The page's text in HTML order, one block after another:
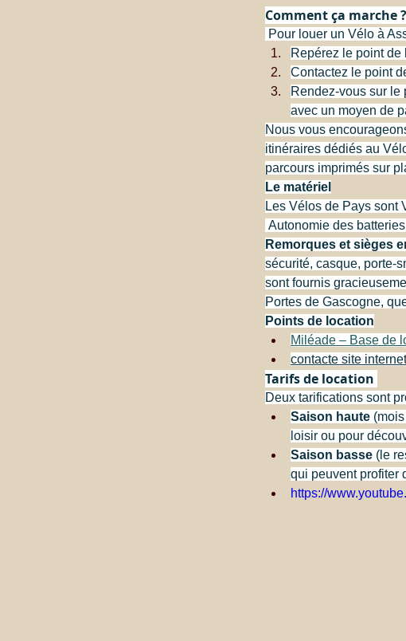
Comment ça marche ?
Pour louer un Vélo à
Repérez le point
Contactez le point
Rendez-vous sur le
avec un moyen de
Nous vous
itinéraires dédiés au
parcours imprimés sur
Le matériel
Les Vélos de Pays sont
Autonomie des
Remorques et sièges
sécurité, casque, porte-
sont fournis
Portes de Gascogne,
Points de location
Miléade – Base de
contacte site internet
Tarifs de location
Deux tarifications sont
Saison haute
loisir ou pour
Saison basse (le
qui peuvent profiter
https://